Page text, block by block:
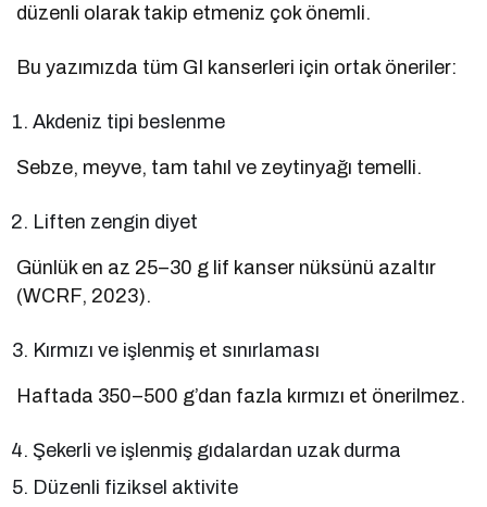
düzenli olarak takip etmeniz çok önemli.
Bu yazımızda tüm GI kanserleri için ortak öneriler:
Akdeniz tipi beslenme
Sebze, meyve, tam tahıl ve zeytinyağı temelli.
Liften zengin diyet
Günlük en az 25–30 g lif kanser nüksünü azaltır
(WCRF, 2023).
Kırmızı ve işlenmiş et sınırlaması
Haftada 350–500 g’dan fazla kırmızı et önerilmez.
Şekerli ve işlenmiş gıdalardan uzak durma
Düzenli fiziksel aktivite